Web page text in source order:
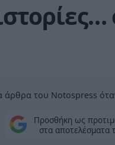
άρθρα του Notospress
Προσθήκη ως
στα αποτελέσματα